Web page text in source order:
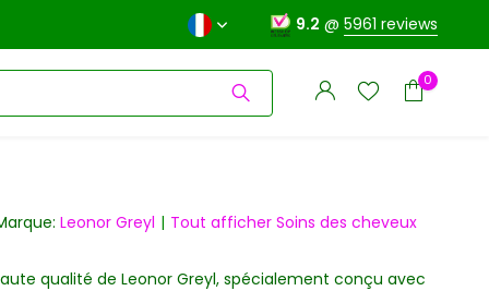
9.2 @ 5961 reviews
0
Leonor Greyl Tout afficher Soins des cheveux
qualité de Leonor Greyl, spécialement conçu avec